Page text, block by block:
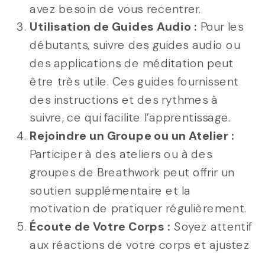
avez besoin de vous recentrer.
Utilisation de Guides Audio : Pour les
débutants, suivre des guides audio ou
des applications de méditation peut
être très utile. Ces guides fournissent
des instructions et des rythmes à
suivre, ce qui facilite l’apprentissage.
Rejoindre un Groupe ou un Atelier :
Participer à des ateliers ou à des
groupes de Breathwork peut offrir un
soutien supplémentaire et la
motivation de pratiquer régulièrement.
Écoute de Votre Corps : Soyez attentif
aux réactions de votre corps et ajustez